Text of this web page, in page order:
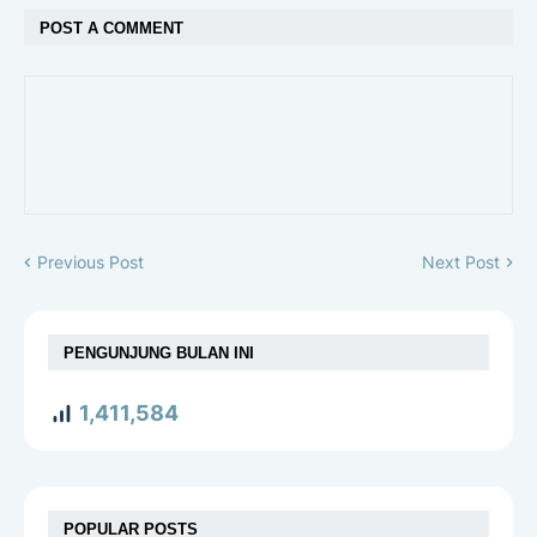
POST A COMMENT
Previous Post Next Post
PENGUNJUNG BULAN INI
1,411,584
POPULAR POSTS